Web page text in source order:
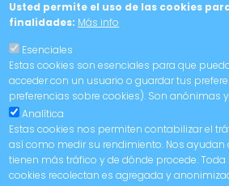
Copyright © 2025. Balcón del Tajo. Material gráfico
Cáceres.
Usted permite el uso de las cookies
finalidades: Más info
Esenciales
Estas cookies son esenciales para que
acceder con un usuario o guardar tus
preferencias sobre cookies). Son anónimas
Analítica
Estas cookies nos permiten contabilizar el
así como medir su rendimiento. Nos
tienen más tráfico y de dónde procede.
cookies recolectan es agregada y